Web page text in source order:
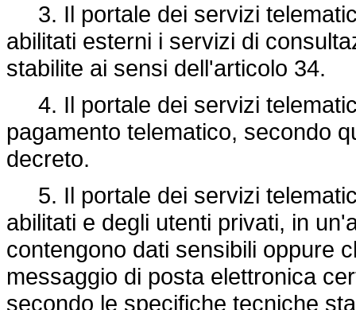
3. Il portale dei servizi
abilitati esterni i servizi di
stabilite ai sensi dell'articolo 34.
4. Il portale dei servizi
pagamento telematico, secondo
decreto.
5. Il portale dei servizi
abilitati e degli utenti privati, in
contengono dati sensibili oppure
messaggio di posta elettronica
secondo le specifiche tecniche